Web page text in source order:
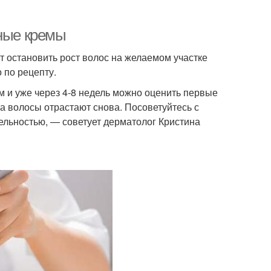
кремы
рост волос на желаемом участке
по рецепту.
уже через 4-8 недель можно оценить первые
отрастают снова. Посоветуйтесь с
— советует дерматолог Кристина